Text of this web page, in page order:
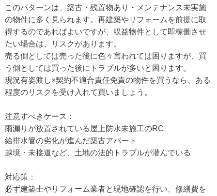
このパターンは、築古・残置物あり・メンテナンス未実施
の物件に多く見られます。再建築やリフォームを前提に取
得するのであればよいですが、収益物件として即稼働させ
たい場合は、リスクがあります。
売る側としては売った後に色々言われては困りますが、買
う側としては買った後にトラブルが多いと困ります。
現況有姿渡し×契約不適合責任免責の物件を買うなら、ある
程度のリスクを受け入れて買いましょう。
注意すべきケース：
雨漏りが放置されている屋上防水未施工のRC
給排水管の劣化が進んだ築古アパート
越境・未接道など、土地の法的トラブルが潜んでいる
対応策：
必ず建築士やリフォーム業者と現地確認を行い、修繕費を